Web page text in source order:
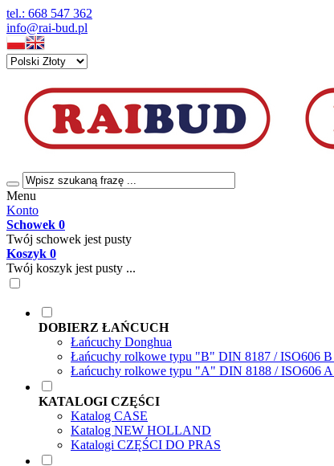
tel.: 668 547 362
info@rai-bud.pl
Menu
Konto
Schowek 0
Twój schowek jest pusty
Koszyk 0
Twój koszyk jest pusty ...
DOBIERZ ŁAŃCUCH
Łańcuchy Donghua
Łańcuchy rolkowe typu "B" DIN 8187 / ISO606
Łańcuchy rolkowe typu "A" DIN 8188 / ISO606
KATALOGI CZĘŚCI
Katalog CASE
Katalog NEW HOLLAND
Katalogi CZĘŚCI DO PRAS